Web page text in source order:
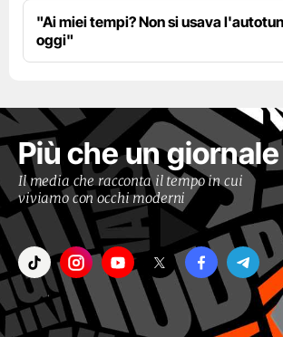
"Ai miei tempi? Non si usava
oggi"
Più che un giornale
Il media che racconta il tempo in cui
viviamo con occhi moderni